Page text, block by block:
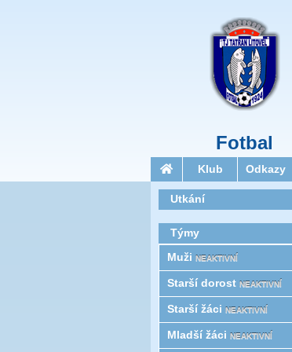
Fotbal
Klub Odkazy
Utkání
Týmy
Muži NEAKTIVNÍ
Starší­ dorost NEAKTIVNÍ
Starší žáci NEAKTIVNÍ
Mladší žáci NEAKTIVNÍ